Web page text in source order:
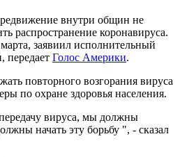
внутри общин не
распространение коронавируса.
заявиил исполнительный
передает Голос Америки.
повторного возгорания вируса
по охране здоровья населения.
вируса, мы должны
начать эту борьбу ", - сказал